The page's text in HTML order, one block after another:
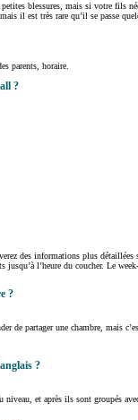
blessures, mais si votre fils
il est très rare qu’il se passe
parents, horaire.
?
des informations plus
l’heure du coucher. Le
?
de partager une chambre, mais
?
et après ils sont groupés